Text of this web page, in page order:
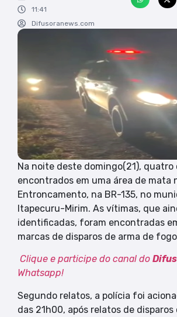
11:41
Difusoranews.com
Na noite deste domingo(21), quatro
encontrados em uma área de mata
Entroncamento, na BR-135, no
Itapecuru-Mirim. As vítimas, que
identificadas, foram encontradas
marcas de disparos de arma de
Clique e participe do canal do
Whatsapp!
Segundo relatos, a polícia foi
das 21h00, após relatos de disparos